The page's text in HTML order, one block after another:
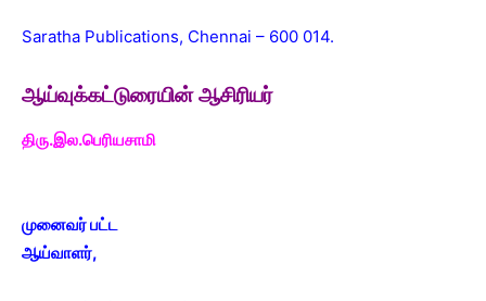
Saratha Publications, Chennai – 600 014.
ஆய்வுக்கட்டுரையின் ஆசிரியர்
திரு.இல.பெரியசாமி
முனைவர் பட்ட
ஆய்வாளர்,